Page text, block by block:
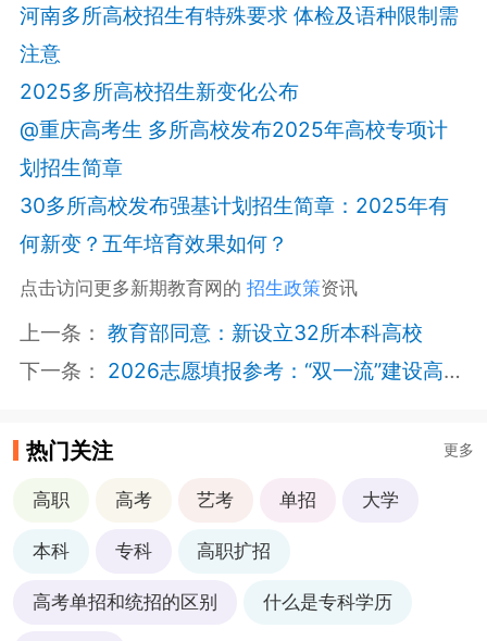
河南多所高校招生有特殊要求 体检及语种限制需
注意
2025多所高校招生新变化公布
@重庆高考生 多所高校发布2025年高校专项计
划招生简章
30多所高校发布强基计划招生简章：2025年有
何新变？五年培育效果如何？
点击访问更多新期教育网的 招生政策资讯
上一条： 教育部同意：新设立32所本科高校
下一条： 2026志愿填报参考：“双一流”建设高校及建设学科名单
热门关注 更多
高职 高考 艺考 单招 大学
本科 专科 高职扩招
高考单招和统招的区别 什么是专科学历